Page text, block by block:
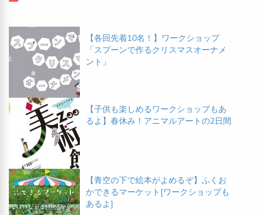
【各回先着10名！】ワークショップ
「スプーンで作るクリスマスオーナメ
ント」
【子供も楽しめるワークショップもあ
るよ】春休み！アニマルアートの2日間
【青空の下で絵本がよめるぞ】ふくお
かできるマーケット[ワークショップも
あるよ]